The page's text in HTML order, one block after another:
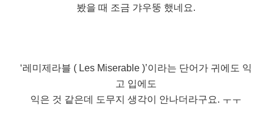
봤을 때 조금 갸우뚱 했네요.
‘레미제라블 ( Les Miserable )’이라는 단어가 귀에도 익
고 입에도
익은 것 같은데 도무지 생각이 안나더라구요. ㅜㅜ